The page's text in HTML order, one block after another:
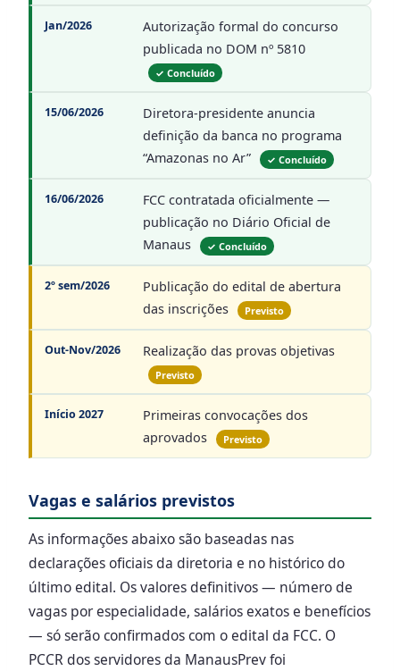
Jan/2026
Autorização formal do concurso
publicada no DOM nº 5810
✓ Concluído
15/06/2026
Diretora-presidente anuncia
definição da banca no programa
“Amazonas no Ar”
✓ Concluído
16/06/2026
FCC contratada oficialmente —
publicação no Diário Oficial de
Manaus
✓ Concluído
2º sem/2026
Publicação do edital de abertura
das inscrições
Previsto
Out-Nov/2026 Realização das provas objetivas
Previsto
Início 2027
Primeiras convocações dos
aprovados
Previsto
Vagas e salários previstos
As informações abaixo são baseadas nas
declarações oficiais da diretoria e no histórico do
último edital. Os valores definitivos — número de
vagas por especialidade, salários exatos e benefícios
— só serão confirmados com o edital da FCC. O
PCCR dos servidores da ManausPrev foi